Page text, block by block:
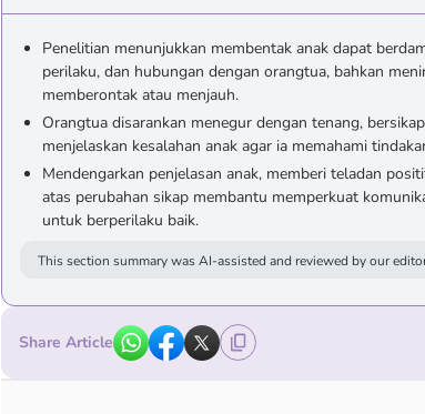
Penelitian menunjukkan membentak anak dapat
perilaku, dan hubungan dengan orangtua, bahkan
memberontak atau menjauh.
Orangtua disarankan menegur dengan tenang,
menjelaskan kesalahan anak agar ia memahami
Mendengarkan penjelasan anak, memberi teladan
atas perubahan sikap membantu memperkuat
untuk berperilaku baik.
This section summary was AI-assisted and reviewed by our
Share Article